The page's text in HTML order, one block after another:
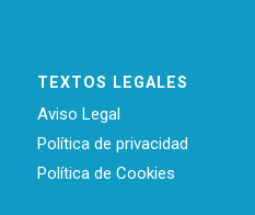
TEXTOS LEGALES
Aviso Legal
Política de privacidad
Política de Cookies